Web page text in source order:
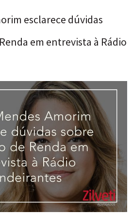
esclarece dúvidas
em entrevista à Rádio